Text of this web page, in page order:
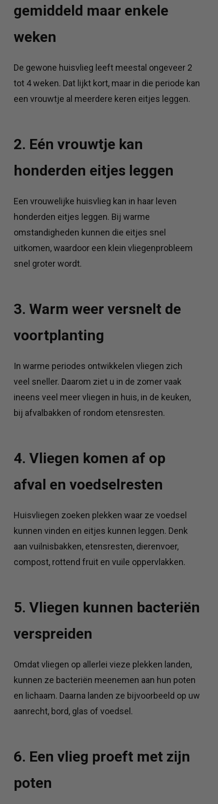
gemiddeld maar enkele
weken
De gewone huisvlieg leeft meestal ongeveer 2
tot 4 weken. Dat lijkt kort, maar in die periode kan
een vrouwtje al meerdere keren eitjes leggen.
2. Eén vrouwtje kan
honderden eitjes leggen
Een vrouwelijke huisvlieg kan in haar leven
honderden eitjes leggen. Bij warme
omstandigheden kunnen die eitjes snel
uitkomen, waardoor een klein vliegenprobleem
snel groter wordt.
3. Warm weer versnelt de
voortplanting
In warme periodes ontwikkelen vliegen zich
veel sneller. Daarom ziet u in de zomer vaak
ineens veel meer vliegen in huis, in de keuken,
bij afvalbakken of rondom etensresten.
4. Vliegen komen af op
afval en voedselresten
Huisvliegen zoeken plekken waar ze voedsel
kunnen vinden en eitjes kunnen leggen. Denk
aan vuilnisbakken, etensresten, dierenvoer,
compost, rottend fruit en vuile oppervlakken.
5. Vliegen kunnen bacteriën
verspreiden
Omdat vliegen op allerlei vieze plekken landen,
kunnen ze bacteriën meenemen aan hun poten
en lichaam. Daarna landen ze bijvoorbeeld op uw
aanrecht, bord, glas of voedsel.
6. Een vlieg proeft met zijn
poten